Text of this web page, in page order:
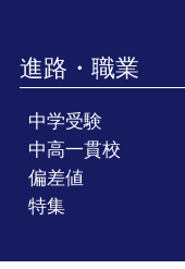
進路・職業
中学受験
中高一貫校
偏差値
特集